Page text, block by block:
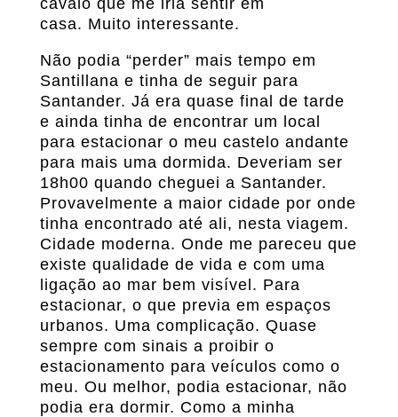
cavalo que me iria sentir em
casa. Muito interessante.
Não podia “perder” mais tempo em
Santillana e tinha de seguir para
Santander. Já era quase final de tarde
e ainda tinha de encontrar um local
para estacionar o meu castelo andante
para mais uma dormida. Deveriam ser
18h00 quando cheguei a Santander.
Provavelmente a maior cidade por onde
tinha encontrado até ali, nesta viagem.
Cidade moderna. Onde me pareceu que
existe qualidade de vida e com uma
ligação ao mar bem visível. Para
estacionar, o que previa em espaços
urbanos. Uma complicação. Quase
sempre com sinais a proibir o
estacionamento para veículos como o
meu. Ou melhor, podia estacionar, não
podia era dormir. Como a minha